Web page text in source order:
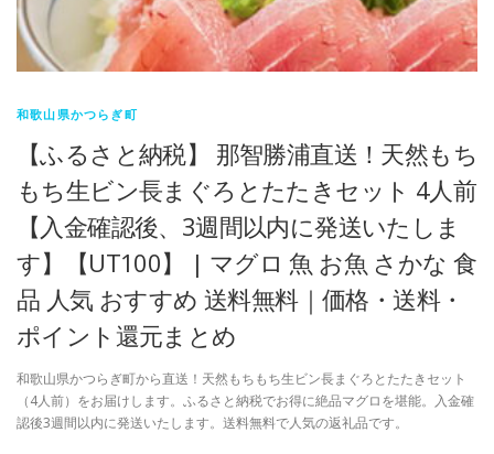
和歌山県かつらぎ町
【ふるさと納税】 那智勝浦直送！天然もち
もち生ビン長まぐろとたたきセット 4人前
【入金確認後、3週間以内に発送いたしま
す】【UT100】 | マグロ 魚 お魚 さかな 食
品 人気 おすすめ 送料無料｜価格・送料・
ポイント還元まとめ
和歌山県かつらぎ町から直送！天然もちもち生ビン長まぐろとたたきセット
（4人前）をお届けします。ふるさと納税でお得に絶品マグロを堪能。入金確
認後3週間以内に発送いたします。送料無料で人気の返礼品です。